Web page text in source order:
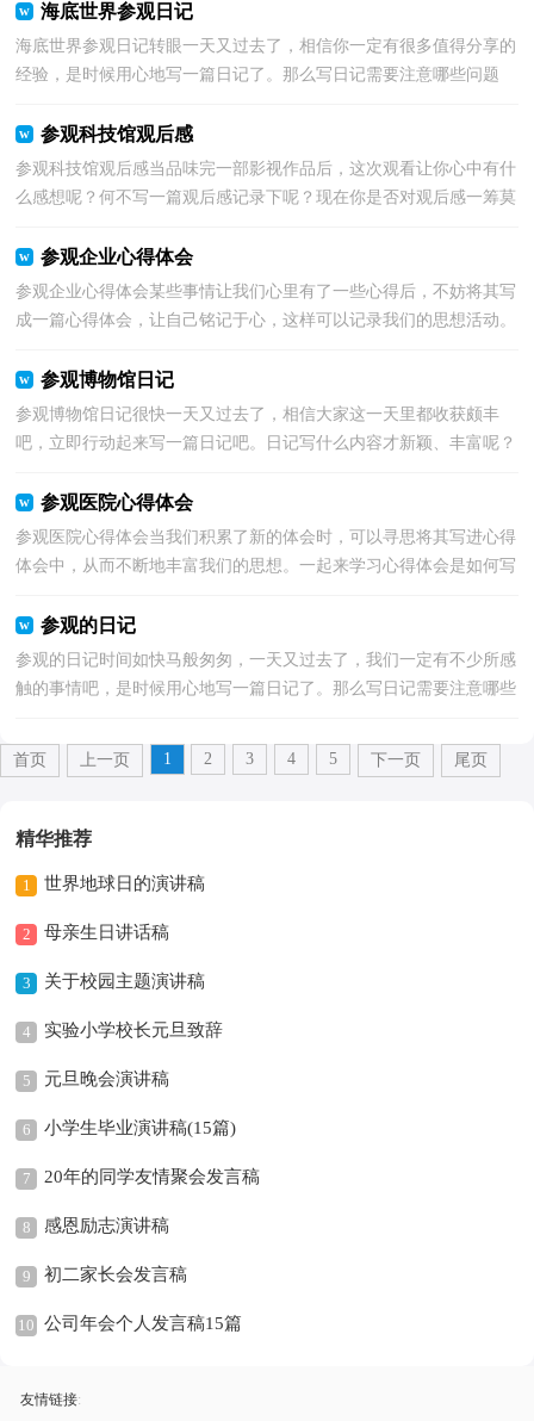
海底世界参观日记
海底世界参观日记转眼一天又过去了，相信你一定有很多值得分享的
经验，是时候用心地写一篇日记了。那么写日记需要注意哪些问题
参观科技馆观后感
参观科技馆观后感当品味完一部影视作品后，这次观看让你心中有什
么感想呢？何不写一篇观后感记录下呢？现在你是否对观后感一筹莫
参观企业心得体会
参观企业心得体会某些事情让我们心里有了一些心得后，不妨将其写
成一篇心得体会，让自己铭记于心，这样可以记录我们的思想活动。
参观博物馆日记
参观博物馆日记很快一天又过去了，相信大家这一天里都收获颇丰
吧，立即行动起来写一篇日记吧。日记写什么内容才新颖、丰富呢？
参观医院心得体会
参观医院心得体会当我们积累了新的体会时，可以寻思将其写进心得
体会中，从而不断地丰富我们的思想。一起来学习心得体会是如何写
参观的日记
参观的日记时间如快马般匆匆，一天又过去了，我们一定有不少所感
触的事情吧，是时候用心地写一篇日记了。那么写日记需要注意哪些
首页 上一页 1 2 3 4 5 下一页 尾页
精华推荐
1 世界地球日的演讲稿
2 母亲生日讲话稿
3 关于校园主题演讲稿
4 实验小学校长元旦致辞
5 元旦晚会演讲稿
6 小学生毕业演讲稿(15篇)
7 20年的同学友情聚会发言稿
8 感恩励志演讲稿
9 初二家长会发言稿
10 公司年会个人发言稿15篇
友情链接: